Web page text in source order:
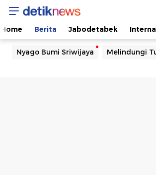
Home Berita Jabodetabek
Nyago Bumi Sriwijaya Melindungi